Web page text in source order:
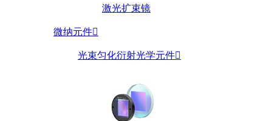
激光扩束镜
微纳元件
光束匀化衍射光学元件